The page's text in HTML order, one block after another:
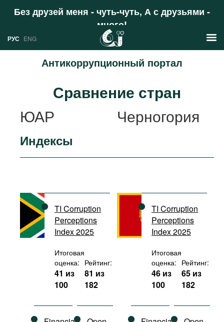
Без друзей меня - чуть-чуть, А с друзьями -
много!
Поддержать
РУС ENG
Антикоррупционный портал
Аналитика
Стран
Ресурсы
Документы международных
организаций
Фильмы
Подкасты
Книжная полка
Сравнение стран
ЮАР
Черногория
Индексы
TI Corruption
Perceptions
Index 2025
Итоговая
оценка:
41 из
100
Рейтинг:
81 из
182
TI Corruption
Perceptions
Index 2025
Итоговая
оценка:
46 из
100
Рейтинг:
65 из
182